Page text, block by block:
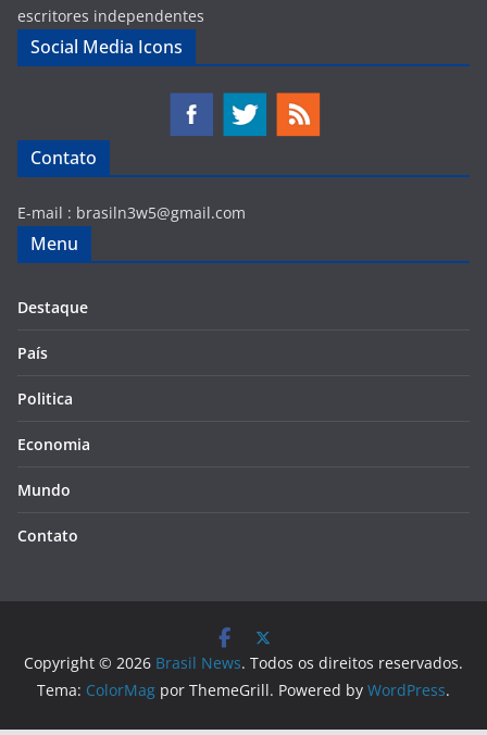
escritores independentes
Social Media Icons
Contato
E-mail : brasiln3w5@gmail.com
Menu
Destaque
País
Politica
Economia
Mundo
Contato
Copyright © 2026 Brasil News. Todos os direitos reservados.
Tema: ColorMag por ThemeGrill. Powered by WordPress.